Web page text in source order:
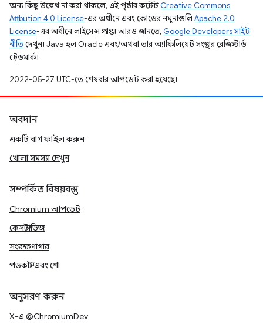
অন্য কিছু উল্লেখ না করা থাকলে, এই পৃষ্ঠার কন্টেন্ট Creative Commons
Attribution 4.0 License-এর অধীনে এবং কোডের নমুনাগুলিApache 2.0
License-এর অধীনে লাইসেন্স প্রাপ্ত। আরও জানতে, Google Developers সাইট
নীতিদেখুন। Java হল Oracle এবং/অথবা তার অ্যাফিলিয়েট সংস্থার রেজিস্টার্ড
ট্রেডমার্ক।
2022-05-27 UTC-তে শেষবার আপডেট করা হয়েছে।
অবদান
একটি বাগ ফাইল করুন
খোলা সমস্যা দেখুন
সম্পর্কিত বিষয়বস্তু
Chromium আপডেট
কেস স্টাডিজ
সংরক্ষণাগার
পডকাস্ট এবং শো
অনুসরণ করুন
X-এ @ChromiumDev